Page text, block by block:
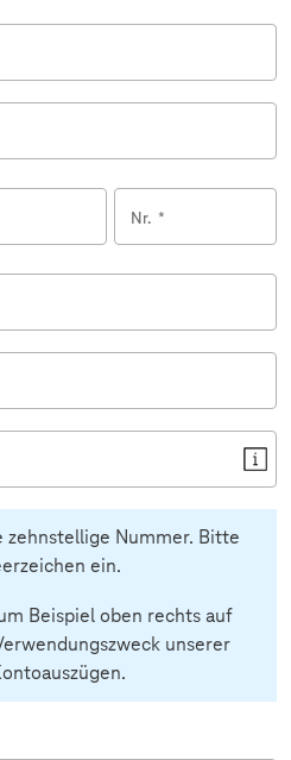
Nr. *
zehnstellige Nummer. Bitte
ein.
Beispiel oben rechts auf
unserer